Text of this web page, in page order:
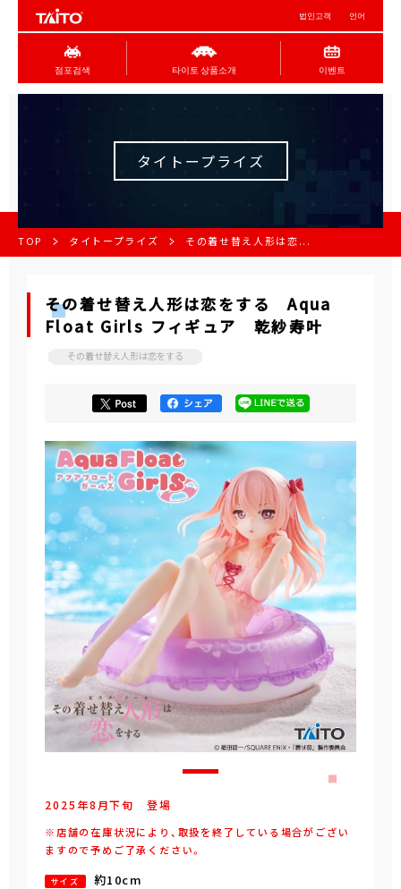
법인고객 언어
점포검색 타이토 상품소개 이벤트
タイトープライズ
TOP タイトープライズ その着せ替え人形は恋...
その着せ替え人形は恋をする Aqua
Float Girls フィギュア 乾紗寿叶
その着せ替え人形は恋をする
2025年8 月下旬 登場
※店舗の在庫状況により、取扱を終了している場合がござい
ますので予めご了承ください。
サイズ 約10cm